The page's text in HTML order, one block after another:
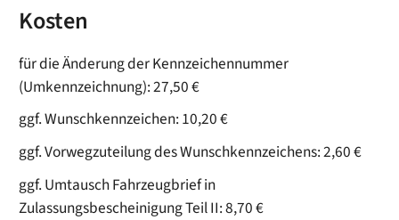
Kosten
für die Änderung der Kennzeichennummer
(Umkennzeichnung): 27,50 €
ggf. Wunschkennzeichen: 10,20 €
ggf. Vorwegzuteilung des Wunschkennzeichens: 2,60 €
ggf. Umtausch Fahrzeugbrief in
Zulassungsbescheinigung Teil II: 8,70 €